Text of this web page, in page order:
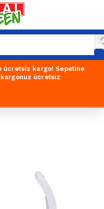
ücretsiz kargo! Sepetine
ücretsiz